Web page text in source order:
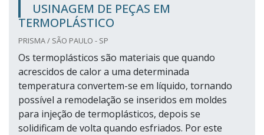
USINAGEM DE PEÇAS EM
TERMOPLÁSTICO
PRISMA / SÃO PAULO - SP
Os termoplásticos são materiais que quando
acrescidos de calor a uma determinada
temperatura convertem-se em líquido, tornando
possível a remodelação se inseridos em moldes
para injeção de termoplásticos, depois se
solidificam de volta quando esfriados. Por este